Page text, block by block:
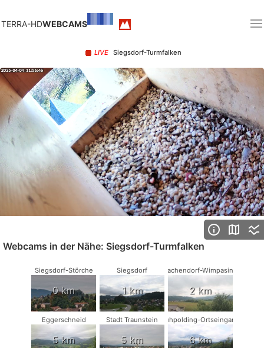
TERRA-HDWEBCAMS
Loaded:
100.00%
LIVE Siegsdorf-Turmfalken
Webcams in der Nähe: Siegsdorf-Turmfalken
Siegsdorf-Störche
0 km
Siegsdorf
1 km
Vachendorf-Wimpasing
2 km
Eggerschneid
5 km
Stadt Traunstein
5 km
Ruhpolding-Ortseingang
6 km